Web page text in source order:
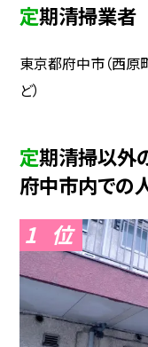
定期清掃業
東京都府中市（西原
ど）
定期清掃以
府中市内での
1